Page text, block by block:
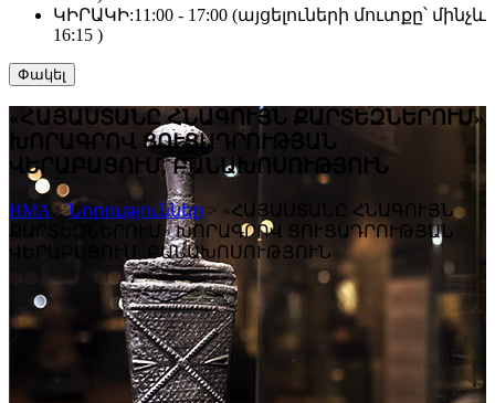
ԿԻՐԱԿԻ:11:00 - 17:00 (այցելուների մուտքը՝ մինչև
16:15 )
Փակել
«ՀԱՅԱՍՏԱՆԸ ՀՆԱԳՈՒՅՆ ՔԱՐՏԵԶՆԵՐՈՒՄ»
ԽՈՐԱԳՐՈՎ ՑՈՒՑԱԴՐՈՒԹՅԱՆ
ՎԵՐԱԲԱՑՈՒՄ, ԲԱՆԱԽՈՍՈՒԹՅՈՒՆ
HMA>Նորություններ > «ՀԱՅԱՍՏԱՆԸ ՀՆԱԳՈՒՅՆ
ՔԱՐՏԵԶՆԵՐՈՒՄ» ԽՈՐԱԳՐՈՎ ՑՈՒՑԱԴՐՈՒԹՅԱՆ
ՎԵՐԱԲԱՑՈՒՄ, ԲԱՆԱԽՈՍՈՒԹՅՈՒՆ